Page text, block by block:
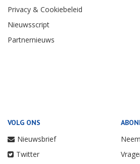
Privacy & Cookiebeleid
Nieuwsscript
Partnernieuws
VOLG ONS
Nieuwsbrief
Twitter